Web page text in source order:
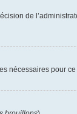
de
nécessaires pour ce